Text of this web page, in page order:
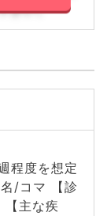
さい。
程度を想定
/コマ 【診
【主な疾